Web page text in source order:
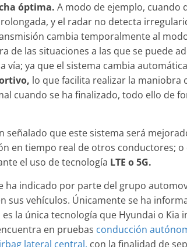
óptima. A modo de ejemplo, cuando
y el radar no detecta
cambia temporalmente al
de las situaciones a las que se puede
vía; ya que el sistema cambia
lo que facilita realizar la maniobra
cuando se ha finalizado, todo ello de
señalado que este sistema será
en tiempo real de otros conductores;
el uso de tecnología LTE o 5G.
ha indicado por parte del grupo
sus vehículos. Únicamente se ha
la única tecnología que Hyundai o Kia
en pruebas conducción
lateral central, con la finalidad de